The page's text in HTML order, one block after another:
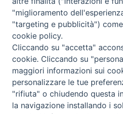
Diocesi di Melfi
• Largo Duomo, 12 - 85025
Tel.
"miglioramento
"targeting e pubblicità")
cookie policy.
Cliccando su "accetta"
cookie. Cliccando su
maggiori informazioni sui
personalizzare le tue
"rifiuta" o chiudendo questa
la navigazione installando i